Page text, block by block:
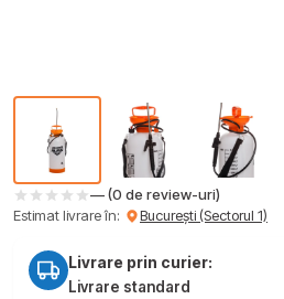
— (0 de review-uri)
Estimat livrare în:
București (Sectorul 1)
Livrare prin curier:
Livrare standard